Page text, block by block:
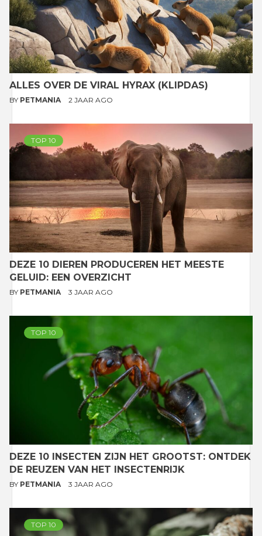
ALLES OVER DE VIRAL HYRAX (KLIPDAS)
BY PETMANIA 2 JAAR AGO
TOP 10
DEZE 10 DIEREN PRODUCEREN HET MEESTE
GELUID: EEN OVERZICHT
BY PETMANIA 3 JAAR AGO
TOP 10
DEZE 10 INSECTEN ZIJN HET GROOTST: ONTDEK
DE REUZEN VAN HET INSECTENRIJK
BY PETMANIA 3 JAAR AGO
TOP 10